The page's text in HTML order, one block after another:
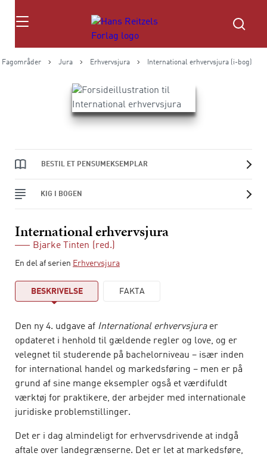
Søg
Fagområder Jura Erhvervsjura International erhvervsjura (i-bog)
BESTIL ET PENSUMEKSEMPLAR
KIG I BOGEN
International erhvervsjura
Bjarke Tinten (red.)
En del af serien Erhvervsjura
BESKRIVELSE FAKTA
Den ny 4. udgave af International erhvervsjuraer
opdateret i henhold til gældende regler og love, og er
velegnet til studerende på bachelorniveau – især inden
for international handel og markedsføring – men er på
grund af sine mange eksempler også et værdifuldt
værktøj for praktikere, der arbejder med internationale
juridiske problemstillinger.
Det er i dag almindeligt for erhvervsdrivende at indgå
aftale over landegrænserne. Det er let at markedsføre,